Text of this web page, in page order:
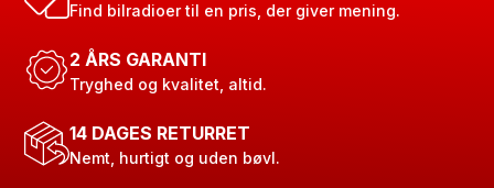
Find bilradioer til en pris, der giver mening.
2 ÅRS GARANTI
Tryghed og kvalitet, altid.
14 DAGES RETURRET
Nemt, hurtigt og uden bøvl.